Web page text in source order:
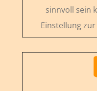
sinnvoll sein
Einstellung